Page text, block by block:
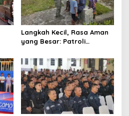
Langkah Kecil, Rasa Aman
yang Besar: Patroli
Cartenz Hangatkan
Kenyam